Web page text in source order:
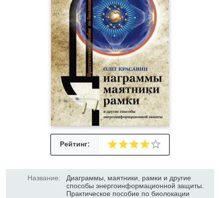
Рейтинг:
Название:
Диаграммы, маятники, рамки и другие
способы энергоинформационной защиты.
Практическое пособие по биолокации